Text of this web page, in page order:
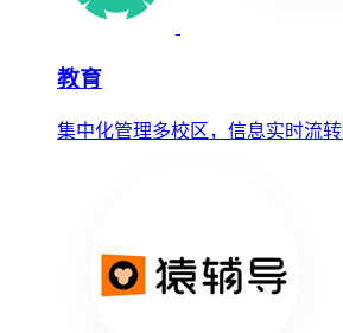
教育
集中化管理多校区，信息实时流